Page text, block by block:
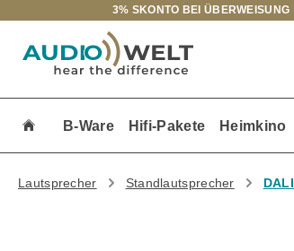
Hauptinhalt springen
Zur Suche springen
Zur Hauptnavigation springen
3% SKONTO BEI ÜBERWEISUNG
B-Ware Hifi-Pakete Heimkino
Lautsprecher Standlautsprecher DALI